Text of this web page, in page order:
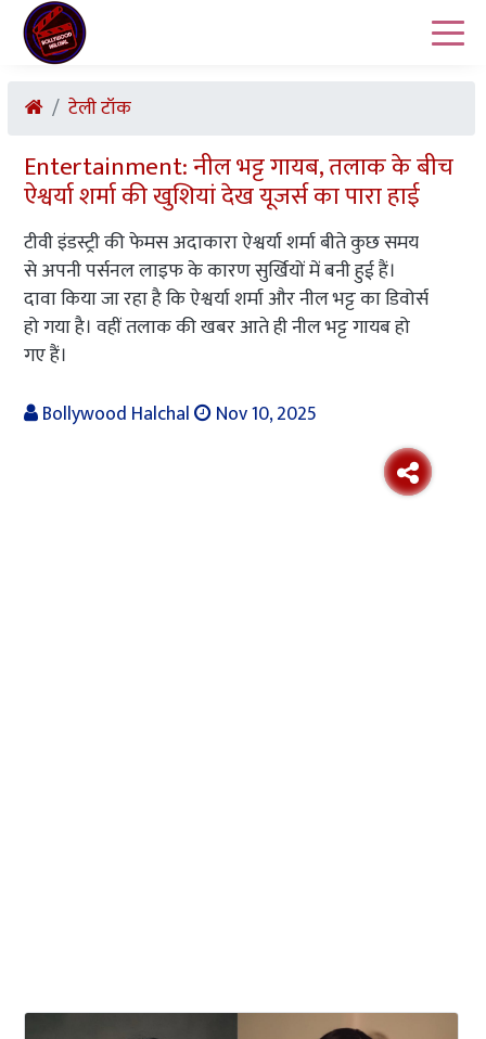
टेली टॉक
Entertainment: नील भट्ट गायब, तलाक के बीच
ऐश्वर्या शर्मा की खुशियां देख यूजर्स का पारा हाई
टीवी इंडस्ट्री की फेमस अदाकारा ऐश्वर्या शर्मा बीते कुछ समय
से अपनी पर्सनल लाइफ के कारण सुर्खियों में बनी हुई हैं।
दावा किया जा रहा है कि ऐश्वर्या शर्मा और नील भट्ट का डिवोर्स
हो गया है। वहीं तलाक की खबर आते ही नील भट्ट गायब हो
गए हैं।
Bollywood Halchal
Nov 10, 2025